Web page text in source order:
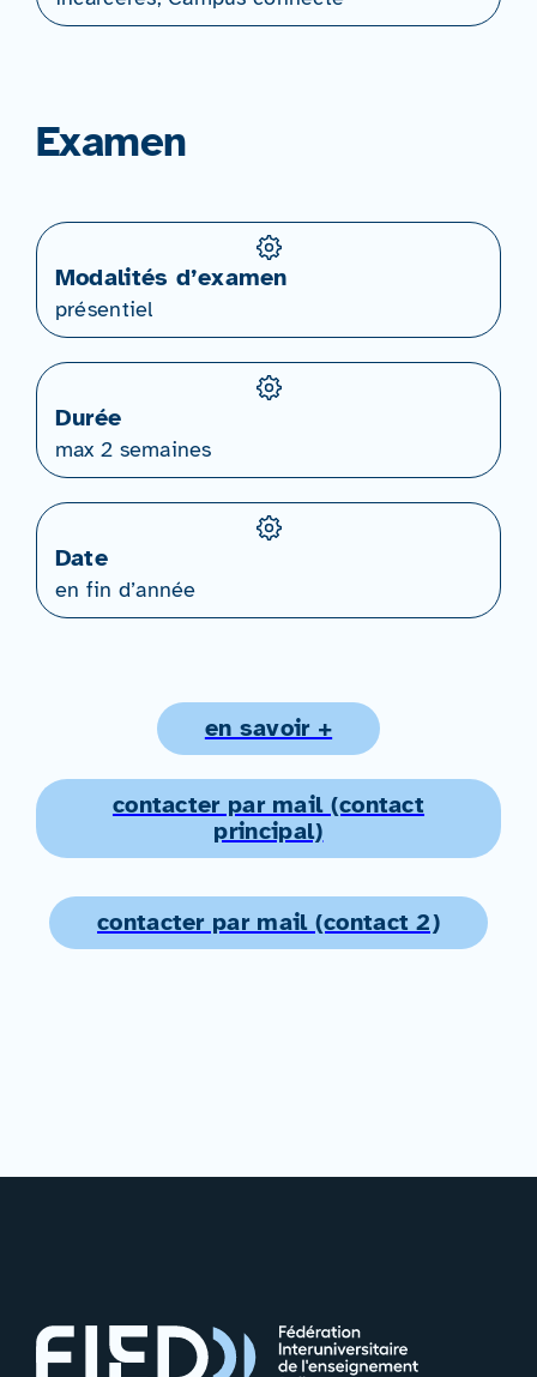
Examen
Modalités d’examen
présentiel
Durée
max 2 semaines
Date
en fin d’année
en savoir +
contacter par mail (contact
principal)
contacter par mail (contact 2)